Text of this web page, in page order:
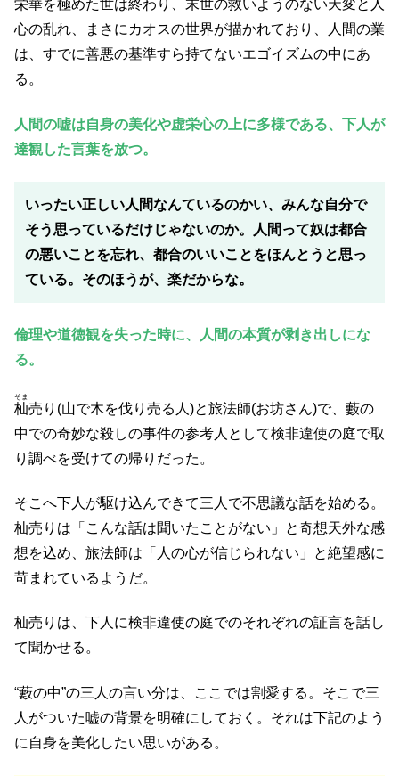
栄華を極めた世は終わり、末世の救いようのない天変と人
心の乱れ、まさにカオスの世界が描かれており、人間の業
は、すでに善悪の基準すら持てないエゴイズムの中にあ
る。
人間の嘘は自身の美化や虚栄心の上に多様である、下人が
達観した言葉を放つ。
いったい正しい人間なんているのかい、みんな自分で
そう思っているだけじゃないのか。人間って奴は都合
の悪いことを忘れ、都合のいいことをほんとうと思っ
ている。そのほうが、楽だからな。
倫理や道徳観を失った時に、人間の本質が剥き出しにな
る。
杣
そま
売り(山で木を伐り売る人)と旅法師(お坊さん)で、藪の
中での奇妙な殺しの事件の参考人として検非違使の庭で取
り調べを受けての帰りだった。
そこへ下人が駆け込んできて三人で不思議な話を始める。
杣売りは「こんな話は聞いたことがない」と奇想天外な感
想を込め、旅法師は「人の心が信じられない」と絶望感に
苛まれているようだ。
杣売りは、下人に検非違使の庭でのそれぞれの証言を話し
て聞かせる。
“藪の中”の三人の言い分は、ここでは割愛する。そこで三
人がついた嘘の背景を明確にしておく。それは下記のよう
に自身を美化したい思いがある。